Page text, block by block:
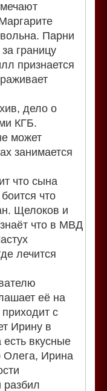
Парни
границу
признается
дело о
КГБ.
может
занимается
что сына
что
Щелоков и
что в МВД
лечится
её на
с
Ирину в
вкусные
Олега, Ирина
разбил